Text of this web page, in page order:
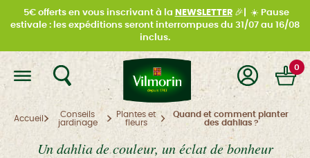
5€ offerts en vous inscrivant à la NEWSLETTER🎉| ☀️ Pause
estivale : les expéditions seront interrompues du 31/07 au 16/08
inclus.
0
Accueil
Conseils
jardinage
Plantes et
fleurs
Quand et comment planter
des dahlias ?
Un dahlia de couleur, un éclat de bonheur